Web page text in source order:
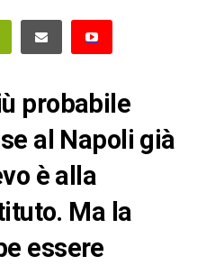
probabile
al Napoli già
è alla
Ma la
essere